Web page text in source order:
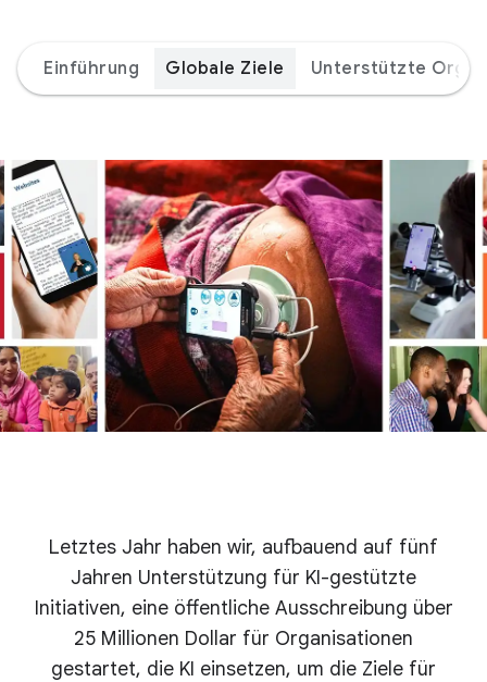
Einführung Globale Ziele Unterstützte
Letztes Jahr haben wir, aufbauend auf fünf
Jahren Unterstützung für KI-gestützte
Initiativen, eine öffentliche Ausschreibung über
25 Millionen Dollar für Organisationen
gestartet, die KI einsetzen, um die Ziele für